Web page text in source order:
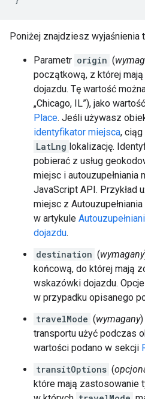
Poniżej znajdziesz wyjaśnienia
Parametr origin (
początkową, z której
dojazdu. Tę wartość
„Chicago, IL”), jako wartość
Place. Jeśli używasz
identyfikator miejsca, ciąg
LatLng lokalizację.
pobierać z usług
miejsc i
JavaScript API. Przykład
miejsc z
w artykule
dojazdu.
destination (wymagany
końcową, do której mają
wskazówki dojazdu.
w przypadku opisanego
travelMode (wymagany
transportu użyć podczas
wartości podano w sekcji
transitOptions (
które mają zastosowanie